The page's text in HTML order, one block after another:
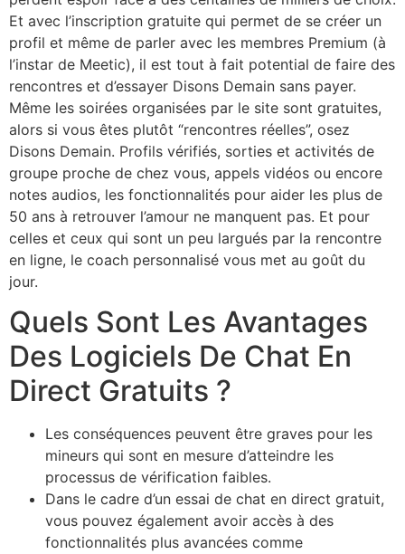
Et avec l’inscription gratuite qui permet de se créer un
profil et même de parler avec les membres Premium (à
l’instar de Meetic), il est tout à fait potential de faire des
rencontres et d’essayer Disons Demain sans payer.
Même les soirées organisées par le site sont gratuites,
alors si vous êtes plutôt “rencontres réelles”, osez
Disons Demain. Profils vérifiés, sorties et activités de
groupe proche de chez vous, appels vidéos ou encore
notes audios, les fonctionnalités pour aider les plus de
50 ans à retrouver l’amour ne manquent pas. Et pour
celles et ceux qui sont un peu largués par la rencontre
en ligne, le coach personnalisé vous met au goût du
jour.
Quels Sont Les Avantages
Des Logiciels De Chat En
Direct Gratuits ?
Les conséquences peuvent être graves pour les
mineurs qui sont en mesure d’atteindre les
processus de vérification faibles.
Dans le cadre d’un essai de chat en direct gratuit,
vous pouvez également avoir accès à des
fonctionnalités plus avancées comme